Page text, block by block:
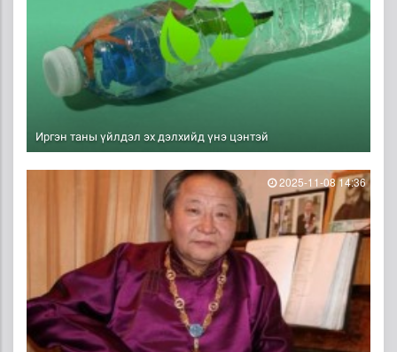
Иргэн таны үйлдэл эх дэлхийд үнэ цэнтэй
2025-11-08 14:36